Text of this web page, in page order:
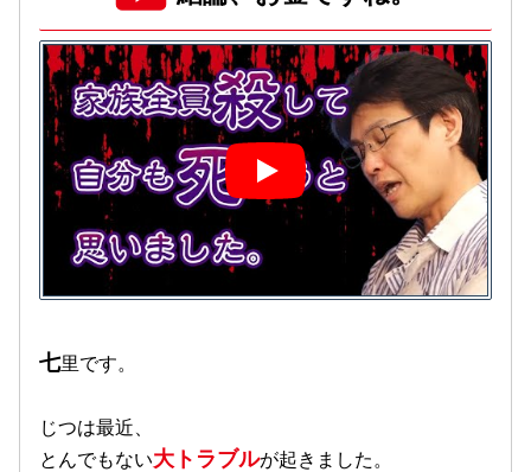
七里です。
じつは最近、
とんでもない大トラブルが起きました。